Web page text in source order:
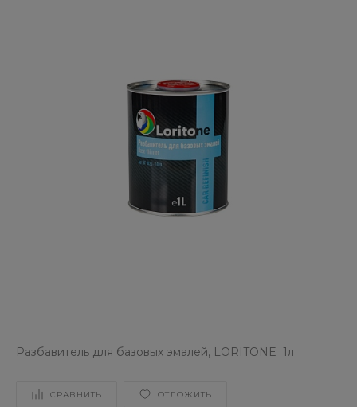
Разбавитель для базовых эмалей, LORITONE 1л
СРАВНИТЬ ОТЛОЖИТЬ